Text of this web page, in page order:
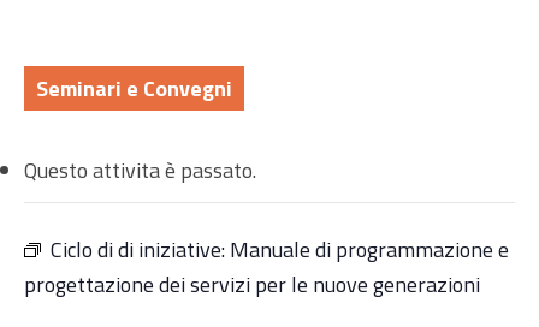
Seminari e Convegni
Questo attivita è passato.
Ciclo di di iniziative:Manuale di programmazione e
progettazione dei servizi per le nuove generazioni